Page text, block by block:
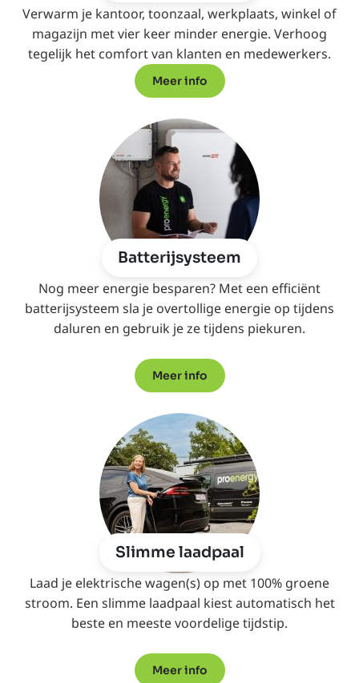
Verwarm je kantoor, toonzaal, werkplaats, winkel of
magazijn met vier keer minder energie. Verhoog
tegelijk het comfort van klanten en medewerkers.
Meer info
Batterijsysteem
Nog meer energie besparen? Met een efficiënt
batterijsysteem sla je overtollige energie op tijdens
daluren en gebruik je ze tijdens piekuren.
Meer info
Slimme laadpaal
Laad je elektrische wagen(s) op met 100% groene
stroom. Een slimme laadpaal kiest automatisch het
beste en meeste voordelige tijdstip.
Meer info